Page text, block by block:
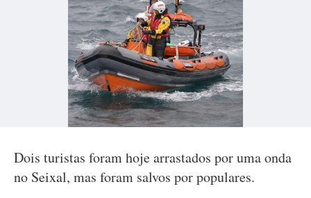
Dois turistas foram hoje arrastados por uma onda
no Seixal, mas foram salvos por populares.